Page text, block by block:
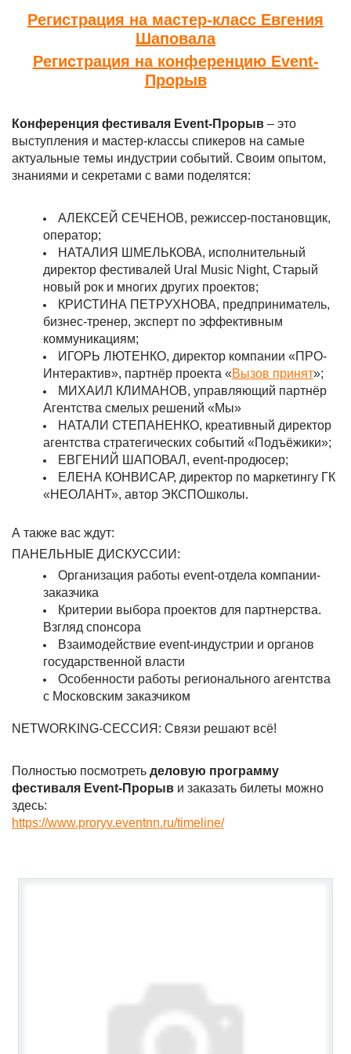
Регистрация на мастер-класс Евгения
Шаповала
Регистрация на конференцию Event-
Прорыв
Конференция фестиваля Event-Прорыв – это
выступления и мастер-классы спикеров на самые
актуальные темы индустрии событий. Своим опытом,
знаниями и секретами с вами поделятся:
АЛЕКСЕЙ СЕЧЕНОВ, режиссер-постановщик,
оператор;
НАТАЛИЯ ШМЕЛЬКОВА, исполнительный
директор фестивалей Ural Music Night, Старый
новый рок и многих других проектов;
КРИСТИНА ПЕТРУХНОВА, предприниматель,
бизнес-тренер, эксперт по эффективным
коммуникациям;
ИГОРЬ ЛЮТЕНКО, директор компании «ПРО-
Интерактив», партнёр проекта «Вызов принят»;
МИХАИЛ КЛИМАНОВ, управляющий партнёр
Агентства смелых решений «Мы»
НАТАЛИ СТЕПАНЕНКО, креативный директор
агентства стратегических событий «Подъёжики»;
ЕВГЕНИЙ ШАПОВАЛ, event-продюсер;
ЕЛЕНА КОНВИСАР, директор по маркетингу ГК
«НЕОЛАНТ», автор ЭКСПОшколы.
А также вас ждут:
ПАНЕЛЬНЫЕ ДИСКУССИИ:
Организация работы event-отдела компании-
заказчика
Критерии выбора проектов для партнерства.
Взгляд спонсора
Взаимодействие event-индустрии и органов
государственной власти
Особенности работы регионального агентства
с Московским заказчиком
NETWORKING-СЕССИЯ: Связи решают всё!
Полностью посмотреть деловую программу
фестиваля Event-Прорыв и заказать билеты можно
здесь:
https://www.proryv.eventnn.ru/timeline/